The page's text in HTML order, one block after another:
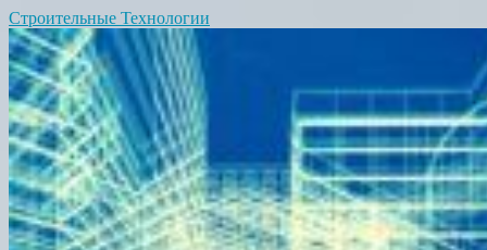
Строительные Технологии